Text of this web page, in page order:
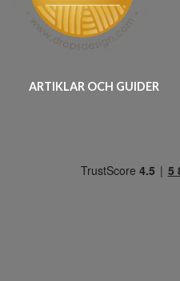
ARTIKLAR OCH GUIDER